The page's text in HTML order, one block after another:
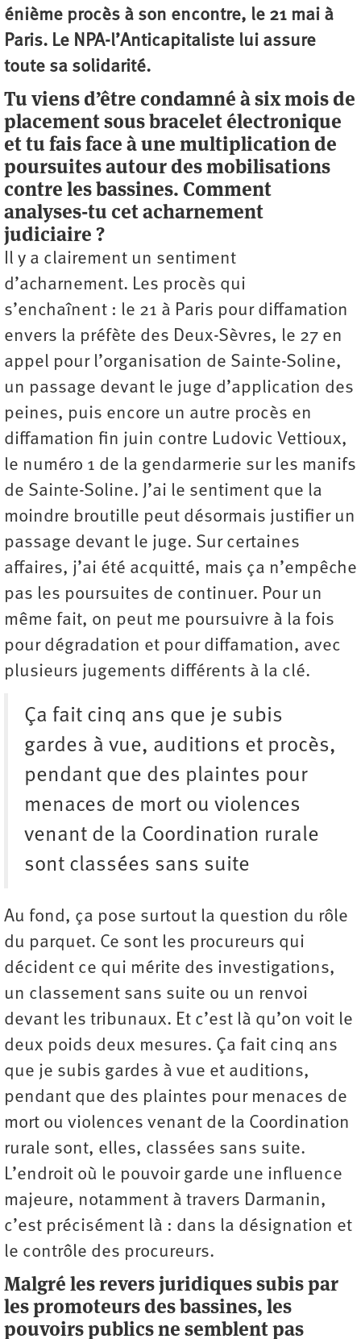
énième procès à son encontre, le 21 mai à
Paris. Le NPA-l’Anticapitaliste lui assure
toute sa solidarité.
Tu viens d’être condamné à six mois de
placement sous bracelet électronique
et tu fais face à une multiplication de
poursuites autour des mobilisations
contre les bassines. Comment
analyses-tu cet acharnement
judiciaire ?
Il y a clairement un sentiment
d’acharnement. Les procès qui
s’enchaînent : le 21 à Paris pour diffamation
envers la préfète des Deux-Sèvres, le 27 en
appel pour l’organisation de Sainte-Soline,
un passage devant le juge d’application des
peines, puis encore un autre procès en
diffamation fin juin contre Ludovic Vettioux,
le numéro 1 de la gendarmerie sur les manifs
de Sainte-Soline. J’ai le sentiment que la
moindre broutille peut désormais justifier un
passage devant le juge. Sur certaines
affaires, j’ai été acquitté, mais ça n’empêche
pas les poursuites de continuer. Pour un
même fait, on peut me poursuivre à la fois
pour dégradation et pour diffamation, avec
plusieurs jugements différents à la clé.
Ça fait cinq ans que je subis
gardes à vue, auditions et procès,
pendant que des plaintes pour
menaces de mort ou violences
venant de la Coordination rurale
sont classées sans suite
Au fond, ça pose surtout la question du rôle
du parquet. Ce sont les procureurs qui
décident ce qui mérite des investigations,
un classement sans suite ou un renvoi
devant les tribunaux. Et c’est là qu’on voit le
deux poids deux mesures. Ça fait cinq ans
que je subis gardes à vue et auditions,
pendant que des plaintes pour menaces de
mort ou violences venant de la Coordination
rurale sont, elles, classées sans suite.
L’endroit où le pouvoir garde une influence
majeure, notamment à travers Darmanin,
c’est précisément là : dans la désignation et
le contrôle des procureurs.
Malgré les revers juridiques subis par
les promoteurs des bassines, les
pouvoirs publics ne semblent pas